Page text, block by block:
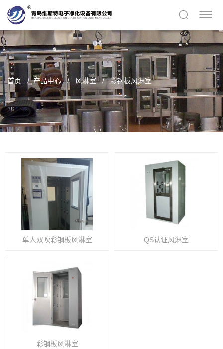
首页 产品中心 风淋室 彩钢板风淋室
单人双吹彩钢板风淋室 QS认证风淋室
彩钢板风淋室